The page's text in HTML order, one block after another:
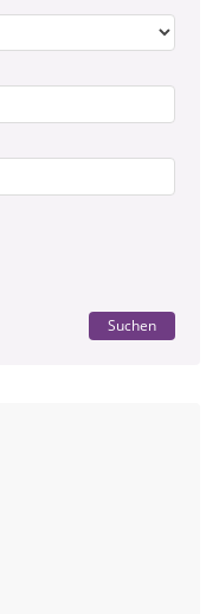
Suchen